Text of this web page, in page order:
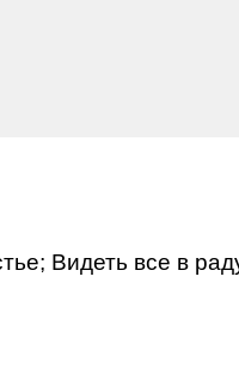
Видеть все в